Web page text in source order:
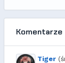
Komentarze
Tiger